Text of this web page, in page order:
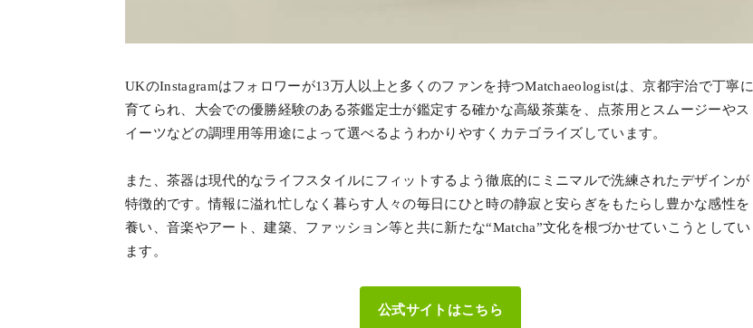
UKのInstagramはフォロワーが13万人以上と多くのファンを持つMatchaeologistは、京都宇治で丁寧に
育てられ、大会での優勝経験のある茶鑑定士が鑑定する確かな高級茶葉を、点茶用とスムージーやス
イーツなどの調理用等用途によって選べるようわかりやすくカテゴライズしています。
また、茶器は現代的なライフスタイルにフィットするよう徹底的にミニマルで洗練されたデザインが
特徴的です。情報に溢れ忙しなく暮らす人々の毎日にひと時の静寂と安らぎをもたらし豊かな感性を
養い、音楽やアート、建築、ファッション等と共に新たな“Matcha”文化を根づかせていこうとしてい
ます。
公式サイトはこちら